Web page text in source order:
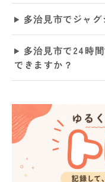
多治見市でジャ
多治見市で24時
できますか？